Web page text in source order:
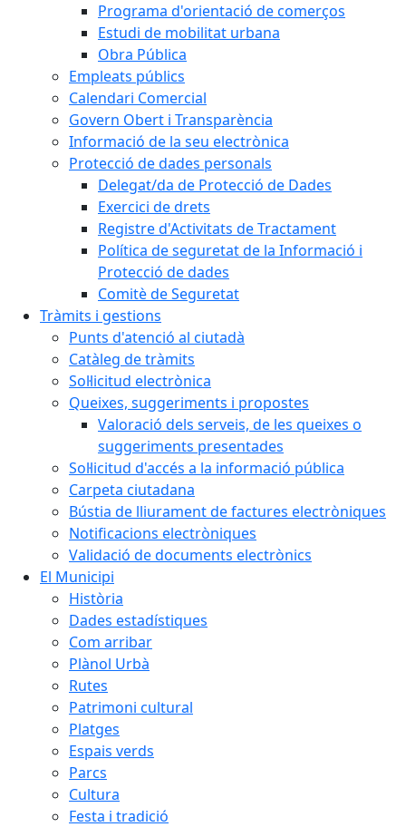
Programa d'orientació de comerços
Estudi de mobilitat urbana
Obra Pública
Empleats públics
Calendari Comercial
Govern Obert i Transparència
Informació de la seu electrònica
Protecció de dades personals
Delegat/da de Protecció de Dades
Exercici de drets
Registre d'Activitats de Tractament
Política de seguretat de la Informació i
Protecció de dades
Comitè de Seguretat
Tràmits i gestions
Punts d'atenció al ciutadà
Catàleg de tràmits
Sol·licitud electrònica
Queixes, suggeriments i propostes
Valoració dels serveis, de les queixes o
suggeriments presentades
Sol·licitud d'accés a la informació pública
Carpeta ciutadana
Bústia de lliurament de factures electròniques
Notificacions electròniques
Validació de documents electrònics
El Municipi
Història
Dades estadístiques
Com arribar
Plànol Urbà
Rutes
Patrimoni cultural
Platges
Espais verds
Parcs
Cultura
Festa i tradició